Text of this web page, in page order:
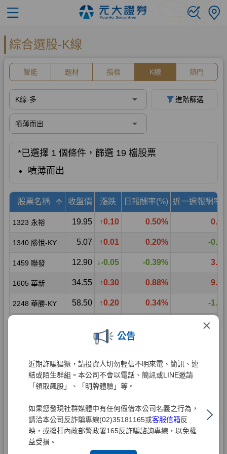
×
公告
近期詐騙猖獗，請投資人切勿輕信不明來電、簡訊、連
結或陌生群組。本公司不會以電話、簡訊或LINE邀請
「領取飆股」、「明牌體驗」等。
如果您發現社群媒體中有任何假借本公司名義之行為，
請洽本公司反詐騙專線(02)35181165或客服信箱反
映，或撥打內政部警政署165反詐騙諮詢專線，以免權
益受損。